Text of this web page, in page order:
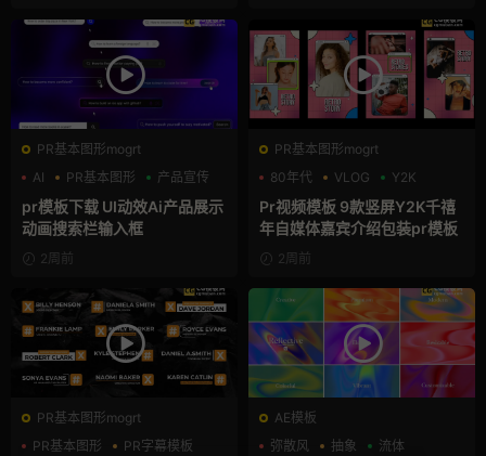
PR基本图形mogrt
AI
PR基本图形 产品宣传
pr模板下载 UI动效Ai产品展示
动画搜索栏输入框
2周前
PR基本图形mogrt
80年代
VLOG Y2K
Pr视频模板 9款竖屏Y2K千禧
年自媒体嘉宾介绍包装pr模板
2周前
PR基本图形mogrt
PR基本图形
PR字幕模板
AE模板
弥散风
抽象 流体